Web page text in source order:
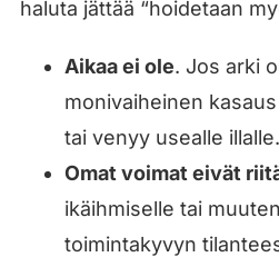
haluta jättää “hoidetaan
Aikaa ei ole. Jos arki
monivaiheinen
tai venyy usealle illalle.
Omat voimat eivät
ikäihmiselle tai
toimintakyvyn